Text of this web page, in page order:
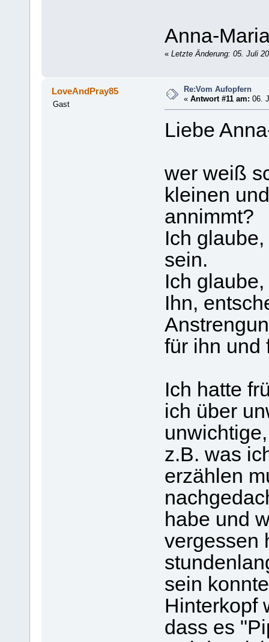
Anna-
« Letzte Änderung: 05. Juli
LoveAndPray85
Gast
Re:Vom Aufopfern
«Antwort #11 am: 06.
Liebe
wer weiß
kleinen
annimmt?
Ich
sein.
Ich
Ihn,
für ihn und
Ich hatte
ich über
unwichtige,
z.B. was
erzählen
habe und
vergessen
sein
Hinterkopf
dass es